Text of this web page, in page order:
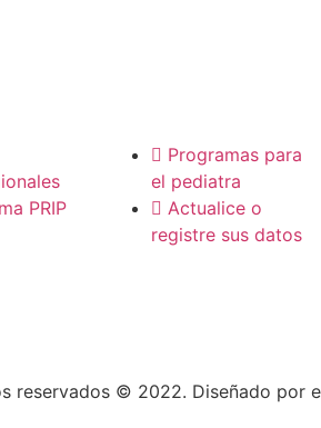
PRIP
Programas para
el pediatra
Actualice o
registre sus datos
reservados © 2022. Diseñado por